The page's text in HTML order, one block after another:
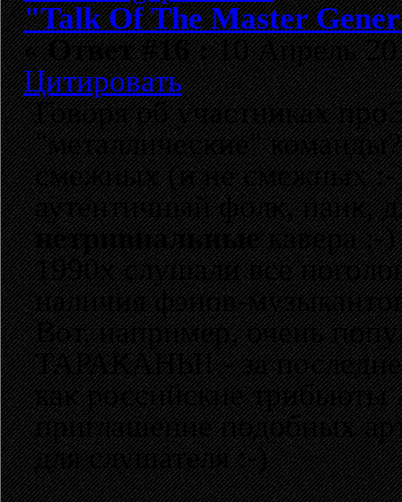
"Talk Of The Master
«Ответ #16 :10 Апрель
Цитировать
Говоря об участниках
"металлические"
смежных (и не смежных :-
аутентичный фолк, панк,
нетривиальныекавера :-
1990х слушали все
наличия фэнов-
Вот, например, очень
ТАРАКАНЫ! - за
как российские
приглашение подобных
для слушателя :-)